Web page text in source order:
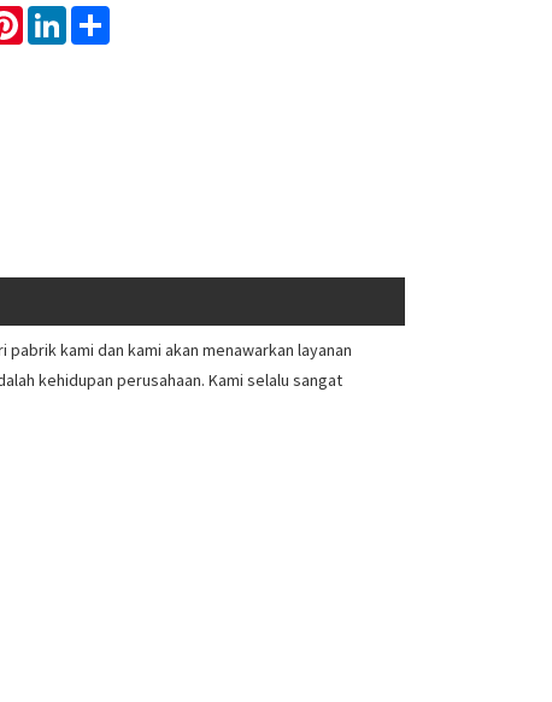
PinterestLinkedInShare
kami dan kami akan menawarkan layanan
kehidupan perusahaan. Kami selalu sangat